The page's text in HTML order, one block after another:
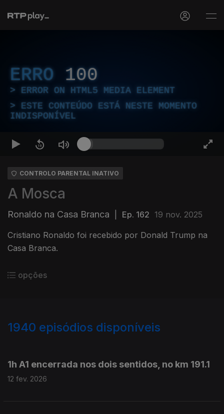
ERRO 100
ERROR ON HTML5 MEDIA ELEMENT
ESTE CONTEÚDO ESTÁ NESTE MOMENTO
INDISPONÍVEL
CONTROLO PARENTAL INATIVO
A Mosca
Ronaldo na Casa Branca Ep. 162 19 nov. 2025
Cristiano Ronaldo foi recebido por Donald Trump na
Casa Branca.
opções
1940 episódios disponíveis
1h A1 encerrada nos dois sentidos, no km 191.1
12 fev. 2026